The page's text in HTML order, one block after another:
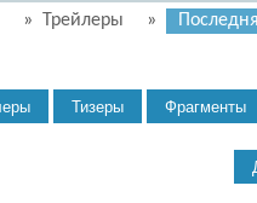
» Трейлеры »